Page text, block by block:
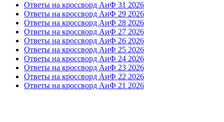
Ответы на кроссворд АиФ 31 2026
Ответы на кроссворд АиФ 29 2026
Ответы на кроссворд АиФ 28 2026
Ответы на кроссворд АиФ 27 2026
Ответы на кроссворд АиФ 26 2026
Ответы на кроссворд АиФ 25 2026
Ответы на кроссворд АиФ 24 2026
Ответы на кроссворд АиФ 23 2026
Ответы на кроссворд АиФ 22 2026
Ответы на кроссворд АиФ 21 2026